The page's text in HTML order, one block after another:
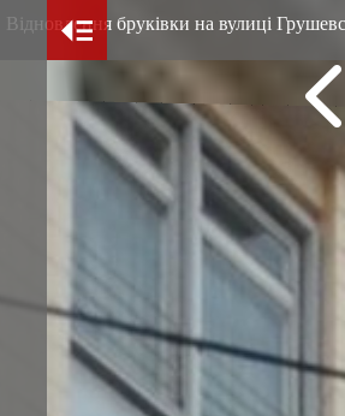
Відновлення бруківки на вулиці